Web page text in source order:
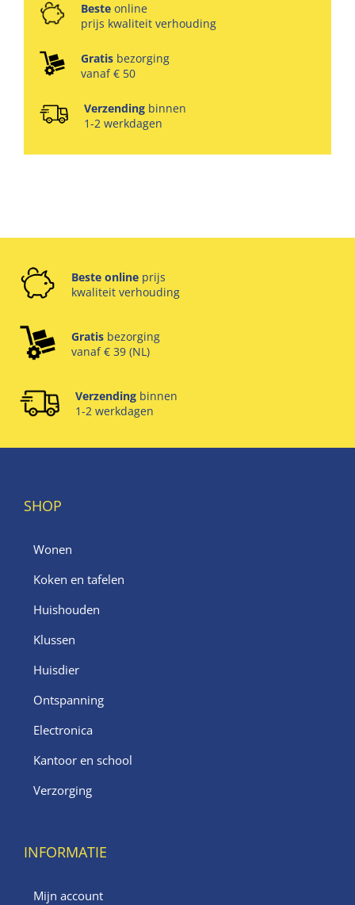
Beste online
prijs kwaliteit verhouding
Gratis bezorging
vanaf € 50
Verzendingbinnen
1-2 werkdagen
Beste online prijs
kwaliteit verhouding
Gratis bezorging
vanaf € 39 (NL)
Verzending binnen
1-2 werkdagen
SHOP
Wonen
Koken en tafelen
Huishouden
Klussen
Huisdier
Ontspanning
Electronica
Kantoor en school
Verzorging
INFORMATIE
Mijn account